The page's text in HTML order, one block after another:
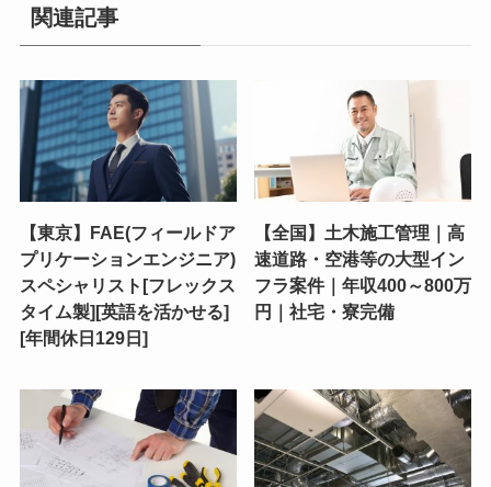
関連記事
【東京】FAE(フィールドア
プリケーションエンジニア)
スペシャリスト[フレックス
タイム製][英語を活かせる]
[年間休日129日]
【全国】土木施工管理｜高
速道路・空港等の大型イン
フラ案件｜年収400～800万
円｜社宅・寮完備